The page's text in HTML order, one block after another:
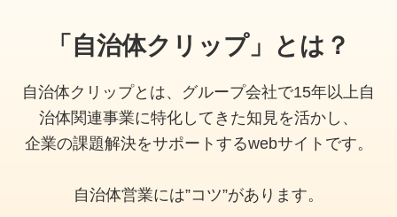
「自治体クリップ」とは？
自治体クリップとは、グループ会社で15年以上自
治体関連事業に特化してきた知見を活かし、
企業の課題解決をサポートするwebサイトです。
自治体営業には”コツ”があります。